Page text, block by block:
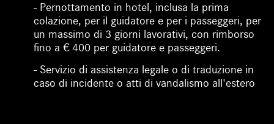
- Pernottamento in hotel, inclusa la prima
colazione, per il guidatore e per i passeggeri, per
un massimo di 3 giorni lavorativi, con rimborso
fino a € 400 per guidatore e passeggeri.
- Servizio di assistenza legale o di traduzione in
caso di incidente o atti di vandalismo all'estero